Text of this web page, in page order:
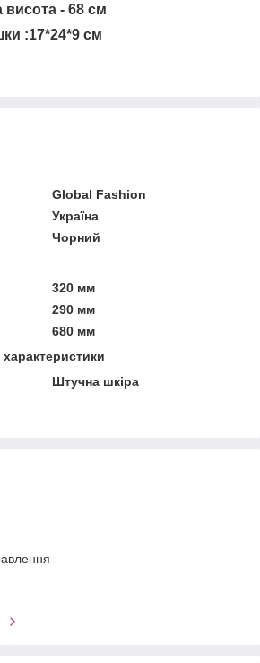
- 68 см
:17*24*9 см
Global Fashion
Україна
Чорний
320 мм
290 мм
680 мм
Штучна шкіра